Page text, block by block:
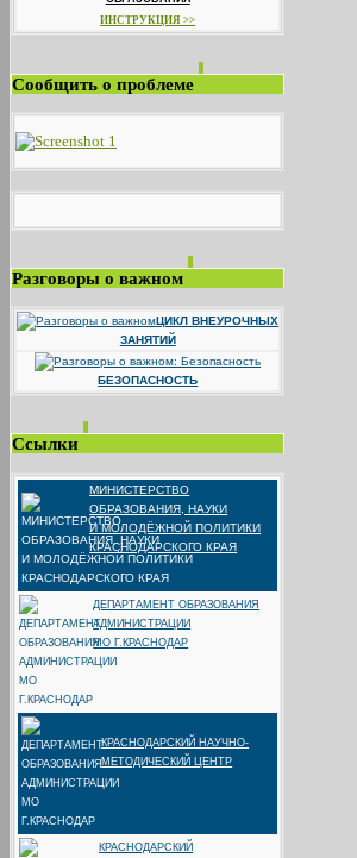
ИНСТРУКЦИЯ >>
Сообщить о проблеме
Разговоры о важном
ЦИКЛ ВНЕУРОЧНЫХ
ЗАНЯТИЙ
БЕЗОПАСНОСТЬ
Ссылки
МИНИСТЕРСТВО
ОБРАЗОВАНИЯ, НАУКИ
И МОЛОДЁЖНОЙ ПОЛИТИКИ
КРАСНОДАРСКОГО КРАЯ
ДЕПАРТАМЕНТ ОБРАЗОВАНИЯ
АДМИНИСТРАЦИИ
МО Г.КРАСНОДАР
КРАСНОДАРСКИЙ НАУЧНО-
МЕТОДИЧЕСКИЙ ЦЕНТР
КРАСНОДАРСКИЙ